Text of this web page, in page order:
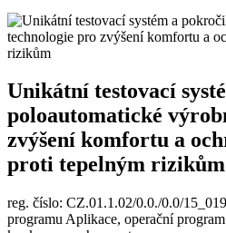
Unikátní testovací
poloautomatické
zvýšení komfortu a
proti tepelným rizikům
reg. číslo: CZ.01.1.02/0.0./0.0/
programu Aplikace, operační